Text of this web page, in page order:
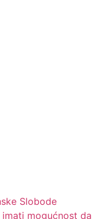
Slobode
imati mogućnost da